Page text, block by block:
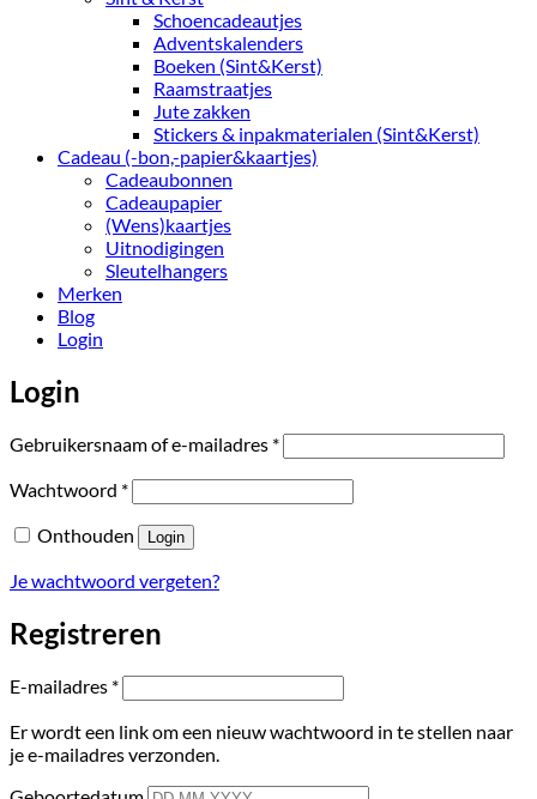
Schoencadeautjes
Adventskalenders
Boeken (Sint&Kerst)
Raamstraatjes
Jute zakken
Stickers & inpakmaterialen (Sint&Kerst)
Cadeau (-bon,-papier&kaartjes)
Cadeaubonnen
Cadeaupapier
(Wens)kaartjes
Uitnodigingen
Sleutelhangers
Merken
Blog
Login
Login
Gebruikersnaam of e-mailadres *Vereist
Wachtwoord *Vereist
Onthouden Login
Je wachtwoord vergeten?
Registreren
E-mailadres *Vereist
Er wordt een link om een nieuw wachtwoord in te stellen naar
je e-mailadres verzonden.